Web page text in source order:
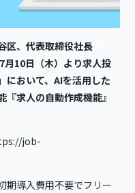
区、代表取締役社長
月10日（木）より求人投
において、AIを活用した
求人の自動作成機能』
job-
期導入費用不要でフリー